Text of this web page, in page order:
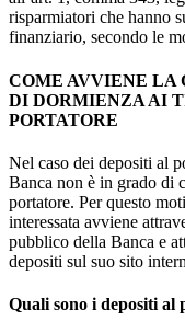
risparmiatori che hanno
finanziario, secondo le
COME AVVIENE LA
DI DORMIENZA AI
PORTATORE
Nel caso dei depositi al
Banca non è in grado di
portatore. Per questo
interessata avviene
pubblico della Banca e
depositi sul suo sito
Quali sono i depositi